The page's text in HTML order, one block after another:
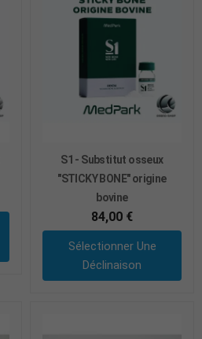
S1 - Substitut osseux
"STICKY BONE" origine
bovine
84,00 €
Sélectionner Une
Déclinaison